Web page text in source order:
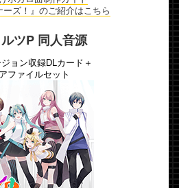
ーズ！』のご紹介はこちら
ツP 同人音源
ョン収録DLカード＋
ファイルセット